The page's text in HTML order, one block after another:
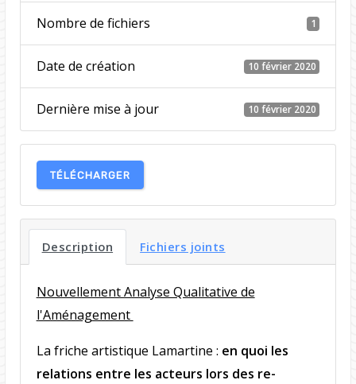
Nombre de fichiers 1
Date de création 10 février 2020
Dernière mise à jour 10 février 2020
TÉLÉCHARGER
Description Fichiers joints
Nouvellement Analyse Qualitative de
l'Aménagement
La friche artistique Lamartine : en quoi les
relations entre les acteurs lors des re-